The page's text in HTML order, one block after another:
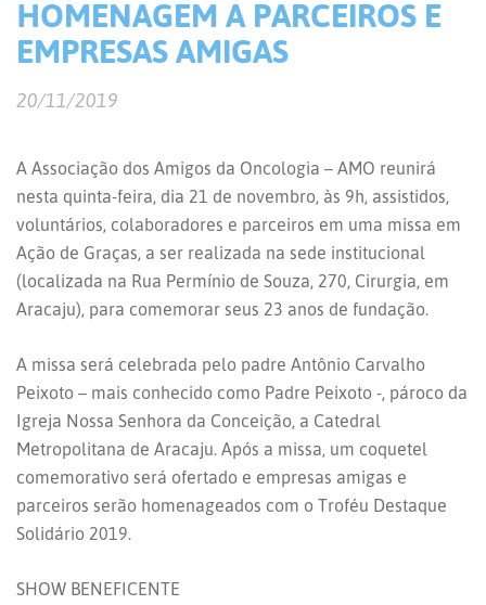
HOMENAGEM A PARCEIROS E
EMPRESAS AMIGAS
20/11/2019
A Associação dos Amigos da Oncologia – AMO reunirá
nesta quinta-feira, dia 21 de novembro, às 9h, assistidos,
voluntários, colaboradores e parceiros em uma missa em
Ação de Graças, a ser realizada na sede institucional
(localizada na Rua Permínio de Souza, 270, Cirurgia, em
Aracaju), para comemorar seus 23 anos de fundação.
A missa será celebrada pelo padre Antônio Carvalho
Peixoto – mais conhecido como Padre Peixoto -, pároco da
Igreja Nossa Senhora da Conceição, a Catedral
Metropolitana de Aracaju. Após a missa, um coquetel
comemorativo será ofertado e empresas amigas e
parceiros serão homenageados com o Troféu Destaque
Solidário 2019.
SHOW BENEFICENTE